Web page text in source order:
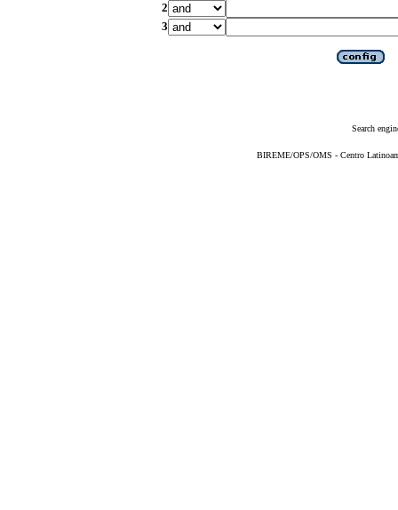
2
3
Search
BIREME/OPS/OMS - Centro